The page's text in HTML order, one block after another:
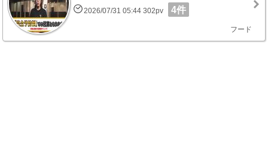
2026/07/31 05:44 302pv 4件
フード